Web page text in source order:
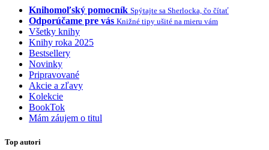
Knihomoľský pomocník Spýtajte sa Sherlocka, čo čítať
Odporúčame pre vás Knižné tipy ušité na mieru vám
Všetky knihy
Knihy roka 2025
Bestsellery
Novinky
Pripravované
Akcie a zľavy
Kolekcie
BookTok
Mám záujem o titul
Top autori